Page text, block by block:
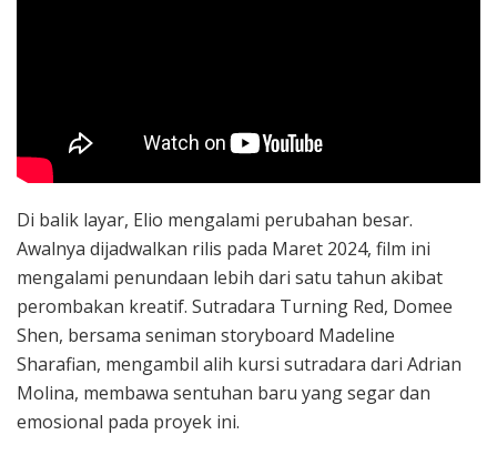
Di balik layar, Elio mengalami perubahan besar.
Awalnya dijadwalkan rilis pada Maret 2024, film ini
mengalami penundaan lebih dari satu tahun akibat
perombakan kreatif. Sutradara Turning Red, Domee
Shen, bersama seniman storyboard Madeline
Sharafian, mengambil alih kursi sutradara dari Adrian
Molina, membawa sentuhan baru yang segar dan
emosional pada proyek ini.